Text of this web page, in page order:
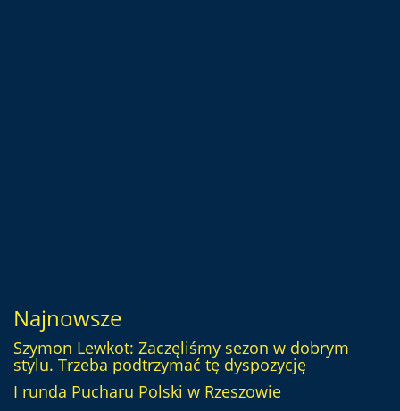
Najnowsze
Szymon Lewkot: Zaczęliśmy sezon w dobrym
stylu. Trzeba podtrzymać tę dyspozycję
I runda Pucharu Polski w Rzeszowie